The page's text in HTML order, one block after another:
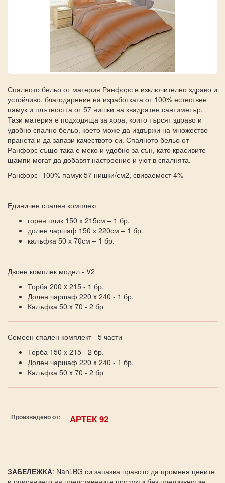
Спалното бельо от материя Ранфорс е изключително здраво и
устойчиво, благодарение на изработката от 100% естествен
памук и плътността от 57 нишки на квадратен сантиметър.
Тази материя е подходяща за хора, които търсят здраво и
удобно спално бельо, което може да издържи на множество
пранета и да запази качеството си. Спалното бельо от
Ранфорс също така е меко и удобно за сън, като красивите
щампи могат да добавят настроение и уют в спалнята.
Ранфорс -100% памук 57 нишки/см2, свиваемост 4%
Единичен спален комплект
горен плик 150 х 215см – 1 бр.
долен чаршаф 150 х 220см – 1 бр.
калъфка 50 х 70см – 1 бр.
Двоен комплек модел - V2
Торба 200 x 215 - 1 бр.
Долен чаршаф 220 x 240 - 1 бр.
Калъфка 50 x 70 - 2 бр
Семеен спален комплект - 5 части
Торба 150 x 215 - 2 бр.
Долен чаршаф 220 x 240 - 1 бр.
Калъфка 50 x 70 - 2 бр
Произведено от: АРТЕК 92
ЗАБЕЛЕЖКА: Nani.BG си запазва правото да променя цените